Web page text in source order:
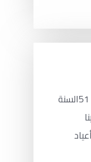
الأحد 20 كانون الأول 2009العدد 51السنة